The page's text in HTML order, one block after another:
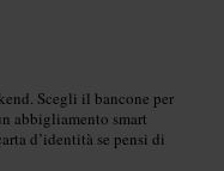
Scegli il bancone per
abbigliamento smart
d’identità se pensi di